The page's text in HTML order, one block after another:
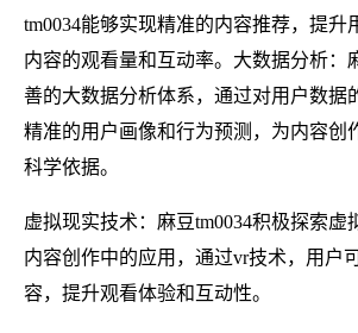
tm0034能够实现精准的内容推荐，提升
内容的观看量和互动率。大数据分析：
善的大数据分析体系，通过对用户数据
精准的用户画像和行为预测，为内容创
科学依据。
虚拟现实技术：麻豆tm0034积极探索虚
内容创作中的应用，通过vr技术，用户
容，提升观看体验和互动性。